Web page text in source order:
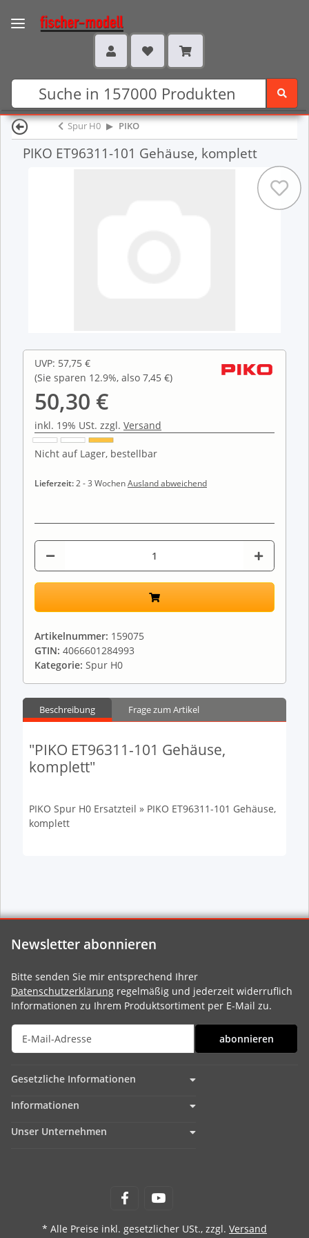
Spur H0 PIKO
PIKO ET96311-101 Gehäuse, komplett
UVP: 57,75 €
(Sie sparen 12.9%, also 7,45 €)
50,30 €
inkl. 19% USt. zzgl. Versand
Nicht auf Lager, bestellbar
Lieferzeit:2 - 3 WochenAusland abweichend
Artikelnummer: 159075
GTIN: 4066601284993
Kategorie: Spur H0
Beschreibung Frage zum Artikel
"PIKO ET96311-101 Gehäuse,
komplett"
PIKO Spur H0 Ersatzteil » PIKO ET96311-101 Gehäuse,
komplett
Newsletter abonnieren
Bitte senden Sie mir entsprechend Ihrer
Datenschutzerklärung regelmäßig und jederzeit widerruflich
Informationen zu Ihrem Produktsortiment per E-Mail zu.
abonnieren
Gesetzliche Informationen
Informationen
Unser Unternehmen
* Alle Preise inkl. gesetzlicher USt., zzgl. Versand